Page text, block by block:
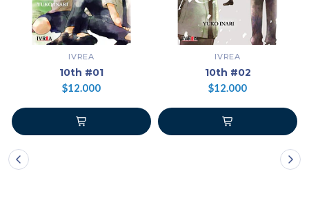
IVREA
10th #01
$12.000
IVREA
10th #02
$12.000